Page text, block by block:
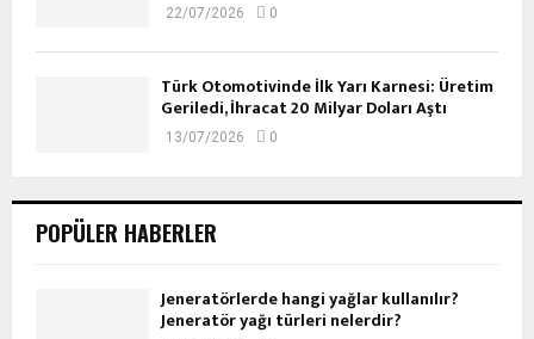
22/07/2026 0
Türk Otomotivinde İlk Yarı Karnesi: Üretim
Geriledi, İhracat 20 Milyar Doları Aştı
13/07/2026 0
POPÜLER HABERLER
Jeneratörlerde hangi yağlar kullanılır?
Jeneratör yağı türleri nelerdir?